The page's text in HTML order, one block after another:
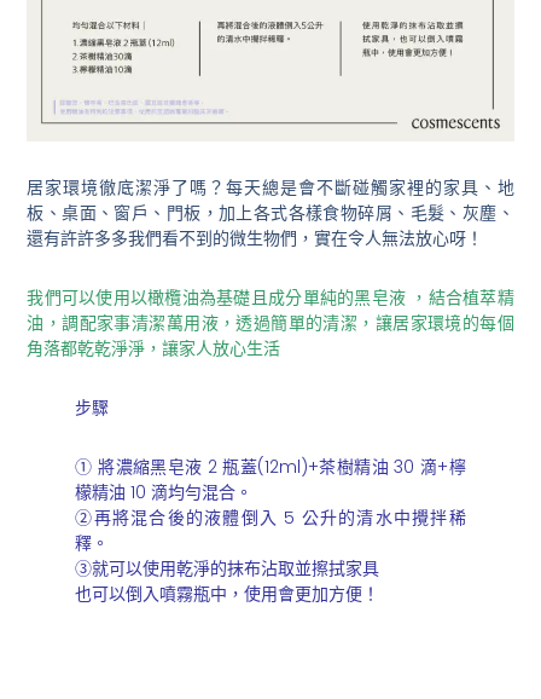
居家環境徹底潔淨了嗎？每天總是會不斷碰觸家裡的家具、地
板、桌面、窗戶、門板，加上各式各樣食物碎屑、毛髮、灰塵、
還有許許多多我們看不到的微生物們，實在令人無法放心呀！
我們可以使用以橄欖油為基礎且成分單純的黑皂液 ，結合植萃精
油，調配家事清潔萬用液，透過簡單的清潔，讓居家環境的每個
角落都乾乾淨淨，讓家人放心生活
步驟
① 將濃縮黑皂液 2 瓶蓋(12ml)+茶樹精油 30 滴+檸
檬精油 10 滴均勻混合。
②再將混合後的液體倒入 5 公升的清水中攪拌稀
釋。
③就可以使用乾淨的抹布沾取並擦拭家具
也可以倒入噴霧瓶中，使用會更加方便！